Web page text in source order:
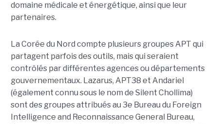
domaine médicale et énergétique, ainsi que leur
partenaires.
La Corée du Nord compte plusieurs groupes APT qui
partagent parfois des outils, mais qui seraient
contrôlés par différentes agences ou départements
gouvernementaux. Lazarus, APT38 et Andariel
(également connu sous le nom de Silent Chollima)
sont des groupes attribués au 3e Bureau du Foreign
Intelligence and Reconnaissance General Bureau,